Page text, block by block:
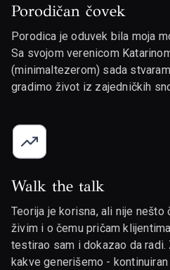
Porodičan čovek
Porodica je oduvek bila moja
Sa svojom verenicom
(minimaltezerom) sada
gradimo život iz zajedničkih
Walk the talk
Teorija je korisna, ali nije nešto
živim i o čemu pričam
testirao sam i dokazao da
kakve generišemo -